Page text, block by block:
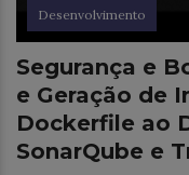
Desenvolvimento
Segurança e
e Geração de
Dockerfile ao
SonarQube e